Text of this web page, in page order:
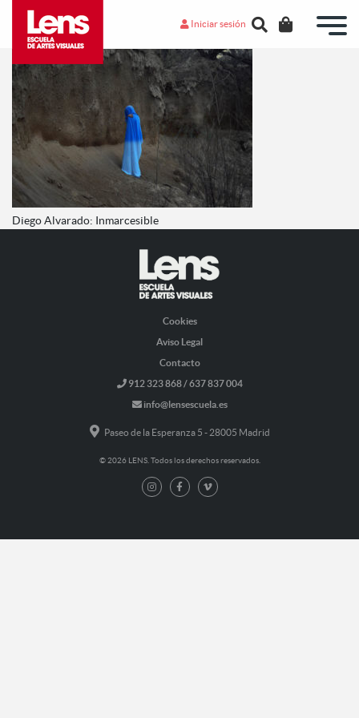
Iniciar sesión
Diego Alvarado: Inmarcesible
Cookies
Aviso Legal
Contacto
912 323 868 / 637 837 004
info@lensescuela.es
Paseo de la Esperanza 5 - 28005 Madrid
© 2026 LENS. Todos los derechos reservados.